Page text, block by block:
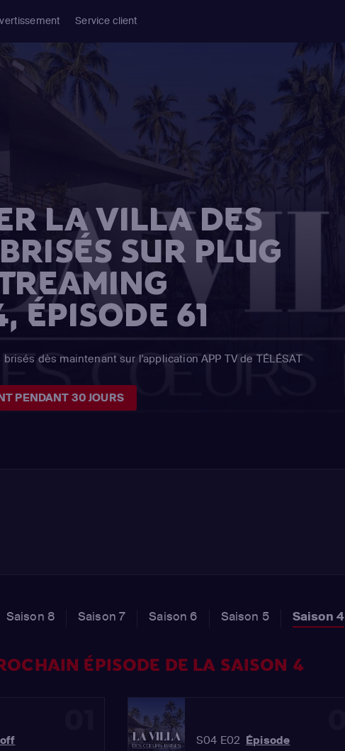
Service client
LA VILLA DES
SUR PLUG
ÉPISODE 61
dès maintenant sur l'application APP TV de TÉLÉSAT
PENDANT 30 JOURS
Saison 8 Saison 7 Saison 6 Saison 5 Saison 4
ÉPISODE DE LA SAISON 4
S04 E02 Épisode